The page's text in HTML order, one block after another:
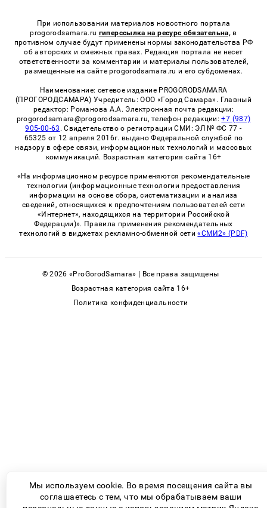
При использовании материалов новостного портала
progorodsamara.ru гиперссылка на ресурс обязательна, в
противном случае будут применены нормы законодательства РФ
об авторских и смежных правах. Редакция портала не несет
ответственности за комментарии и материалы пользователей,
размещенные на сайте progorodsamara.ru и его субдоменах.
Наименование: сетевое издание PROGORODSAMARA
(ПРОГОРОДСАМАРА) Учредитель: ООО «Город Самара». Главный
редактор: Романова А.А. Электронная почта редакции:
progorodsamara@progorodsamara.ru, телефон редакции:+7 (987)
905-00-63 . Свидетельство о регистрации СМИ: ЭЛ № ФС 77 -
65325 от 12 апреля 2016г. выдано Федеральной службой по
надзору в сфере связи, информационных технологий и массовых
коммуникаций. Возрастная категория сайта 16+
«На информационном ресурсе применяются рекомендательные
технологии (информационные технологии предоставления
информации на основе сбора, систематизации и анализа
сведений, относящихся к предпочтениям пользователей сети
«Интернет», находящихся на территории Российской
Федерации)». Правила применения рекомендательных
технологий в виджетах рекламно-обменной сети«СМИ2» (PDF)
© 2026 «ProGorodSamara» | Все права защищены
Возрастная категория сайта 16+
Политика конфиденциальности
Мы используем cookie. Во время посещения сайта вы
соглашаетесь с тем, что мы обрабатываем ваши